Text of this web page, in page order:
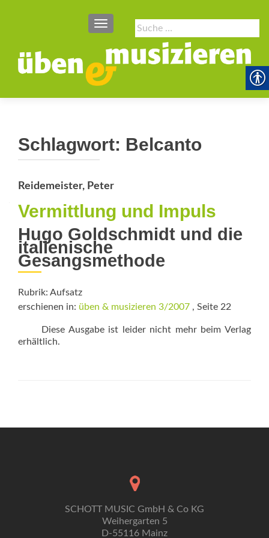
Suche
nach:
SCHALTE NAVIGATION
Schlagwort: Belcanto
Reidemeister, Peter
Vermittlung und Impuls
Hugo Goldschmidt und die
italienische
Gesangsmethode
Rubrik: Aufsatz
erschienen in: üben & musizieren 3/2007 , Seite 22
Diese Ausgabe ist leider nicht mehr beim Verlag
erhältlich.
SCHOTT MUSIC GmbH & Co KG
Weihergarten 5
D-55116 Mainz